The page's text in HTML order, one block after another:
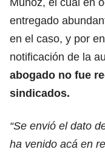
entregado
en el caso, y por
notificación de la
abogado no fue
sindicados.
“Se envió el dato
ha venido acá en